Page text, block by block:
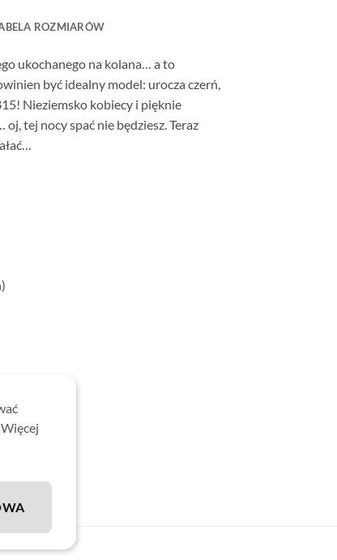
ROZMIARÓW
ukochanego na kolana… a to
być idealny model: urocza czerń,
Nieziemsko kobiecy i pięknie
tej nocy spać nie będziesz. Teraz